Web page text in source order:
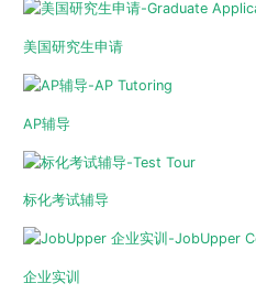
美国研究生申请
AP辅导
标化考试辅导
企业实训